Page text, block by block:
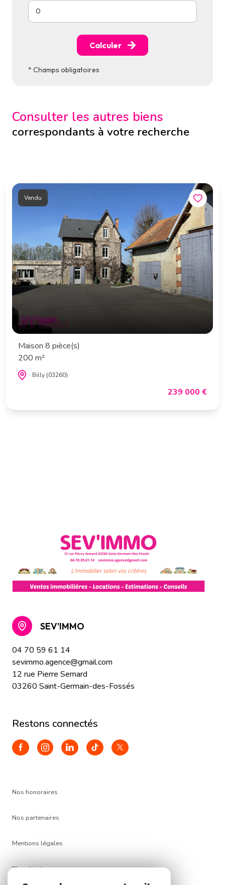
Calculer
* Champs obligatoires
Consulter les autres biens
correspondants à votre recherche
Vendu
Maison 8 pièce(s)
200 m²
Billy (03260)
239 000 €
SEV'IMMO
04 70 59 61 14
sevimmo.agence@gmail.com
12 rue Pierre Semard
03260 Saint-Germain-des-Fossés
restons connectés
Nos honoraires
Nos partenaires
Mentions légales
Plan du site